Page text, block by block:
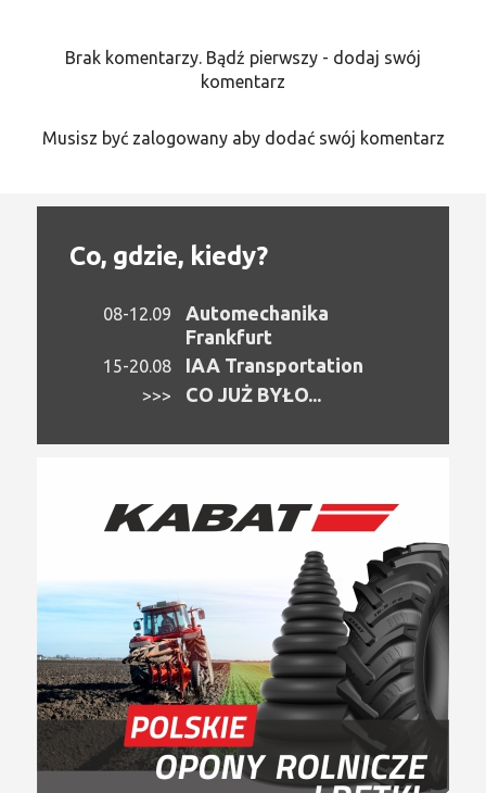
Brak komentarzy. Bądź pierwszy - dodaj swój
komentarz
Musisz być zalogowany aby dodać swój komentarz
Co, gdzie, kiedy?
08-12.09
Automechanika
Frankfurt
15-20.08 IAA Transportation
>>> CO JUŻ BYŁO...